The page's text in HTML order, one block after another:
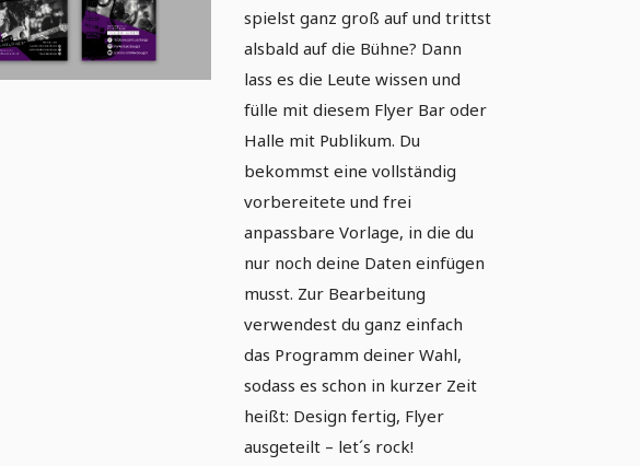
spielst ganz groß auf und trittst
alsbald auf die Bühne? Dann
lass es die Leute wissen und
fülle mit diesem Flyer Bar oder
Halle mit Publikum. Du
bekommst eine vollständig
vorbereitete und frei
anpassbare Vorlage, in die du
nur noch deine Daten einfügen
musst. Zur Bearbeitung
verwendest du ganz einfach
das Programm deiner Wahl,
sodass es schon in kurzer Zeit
heißt: Design fertig, Flyer
ausgeteilt – let´s rock!